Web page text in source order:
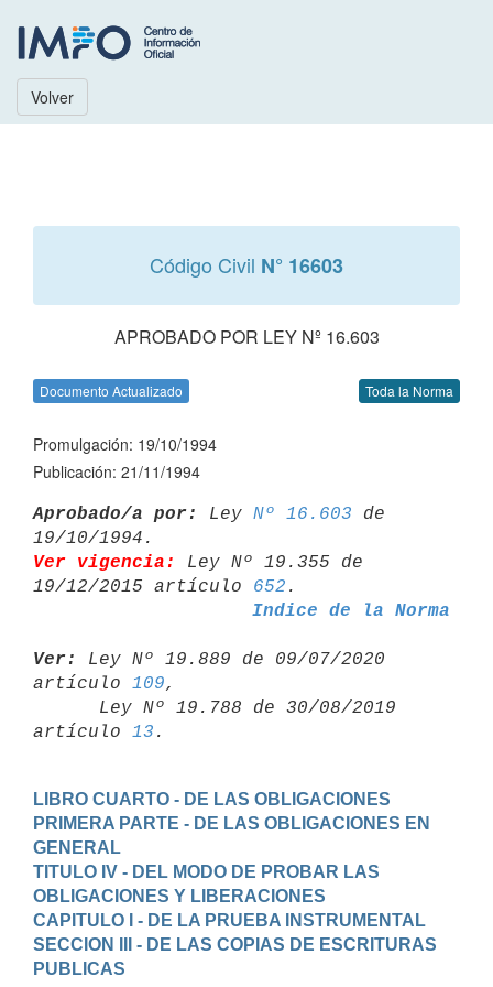
Volver
Código Civil N° 16603
APROBADO POR LEY Nº 16.603
Documento Actualizado Toda la Norma
Promulgación: 19/10/1994
Publicación: 21/11/1994
Aprobado/a por: Ley Nº 16.603 de
Ver vigencia:
Ley Nº 19.355 de
19/12/2015 artículo 652
Indice de la Norma
Ver:
Ley Nº 19.889 de 09/07/2020
artículo 109,
artículo 13
LIBRO CUARTO - DE LAS OBLIGACIONES
PRIMERA PARTE - DE LAS OBLIGACIONES EN
GENERAL
TITULO IV - DEL MODO DE PROBAR LAS
OBLIGACIONES Y LIBERACIONES
CAPITULO I - DE LA PRUEBA INSTRUMENTAL
SECCION III - DE LAS COPIAS DE ESCRITURAS
PUBLICAS